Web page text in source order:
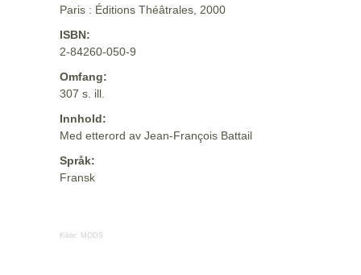
Paris : Éditions Théâtrales, 2000
ISBN:
2-84260-050-9
Omfang:
307 s. ill.
Innhold:
Med etterord av Jean-François Battail
Språk:
Fransk
Kilde: MODS